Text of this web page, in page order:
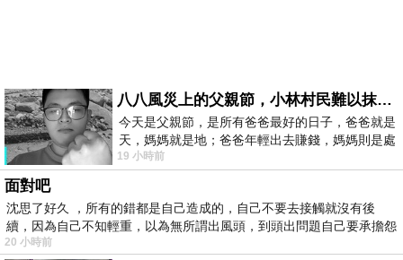
八八風災上的父親節，小林村民難以抹滅的痛
今天是父親節，是所有爸爸最好的日子，爸爸就是
天，媽媽就是地；爸爸年輕出去賺錢，媽媽則是處
理家務，職業不分高低貴賤，只有人品才
19 小時前
面對吧
沈思了好久 ，所有的錯都是自己造成的，自己不要去接觸就沒有後
續，因為自己不知輕重，以為無所謂出風頭，到頭出問題自己要承擔怨
不
20 小時前